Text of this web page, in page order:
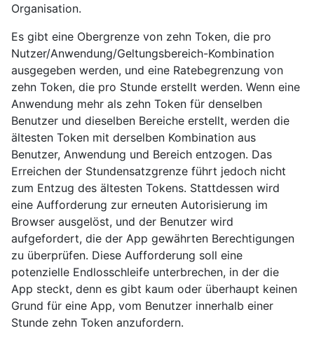
Organisation.
Es gibt eine Obergrenze von zehn Token, die pro
Nutzer/Anwendung/Geltungsbereich-Kombination
ausgegeben werden, und eine Ratebegrenzung von
zehn Token, die pro Stunde erstellt werden. Wenn eine
Anwendung mehr als zehn Token für denselben
Benutzer und dieselben Bereiche erstellt, werden die
ältesten Token mit derselben Kombination aus
Benutzer, Anwendung und Bereich entzogen. Das
Erreichen der Stundensatzgrenze führt jedoch nicht
zum Entzug des ältesten Tokens. Stattdessen wird
eine Aufforderung zur erneuten Autorisierung im
Browser ausgelöst, und der Benutzer wird
aufgefordert, die der App gewährten Berechtigungen
zu überprüfen. Diese Aufforderung soll eine
potenzielle Endlosschleife unterbrechen, in der die
App steckt, denn es gibt kaum oder überhaupt keinen
Grund für eine App, vom Benutzer innerhalb einer
Stunde zehn Token anzufordern.